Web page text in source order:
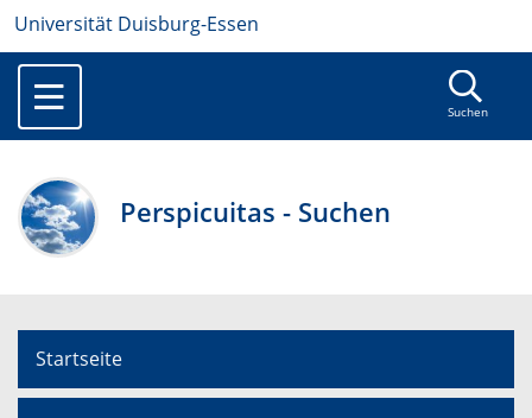
Universität Duisburg-Essen
Suchen
Perspicuitas - Suchen
Startseite